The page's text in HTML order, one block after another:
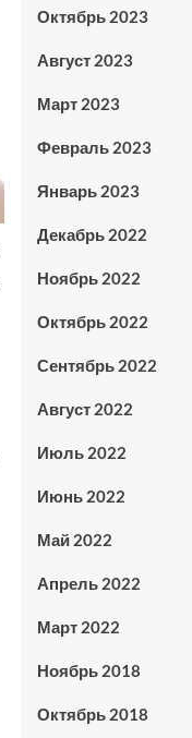
Октябрь 2023
Август 2023
Март 2023
Февраль 2023
Январь 2023
Декабрь 2022
Ноябрь 2022
Октябрь 2022
Сентябрь 2022
Август 2022
Июль 2022
Июнь 2022
Май 2022
Апрель 2022
Март 2022
Ноябрь 2018
Октябрь 2018